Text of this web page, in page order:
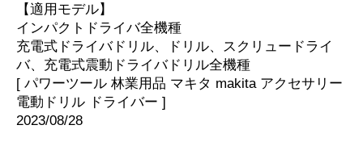
【適用モデル】
インパクトドライバ全機種
充電式ドライバドリル、ドリル、スクリュードライ
バ、充電式震動ドライバドリル全機種
[ パワーツール 林業用品 マキタ makita アクセサリー
電動ドリル ドライバー ]
2023/08/28